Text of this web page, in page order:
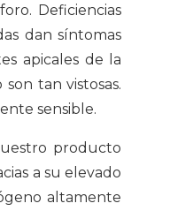
Deficiencias
dan síntomas
apicales de la
tan vistosas.
sensible.
producto
a su elevado
altamente